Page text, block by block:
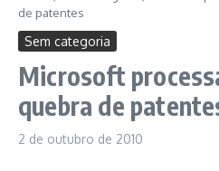
de patentes
Sem categoria
Microsoft
quebra de
2 de outubro de 2010